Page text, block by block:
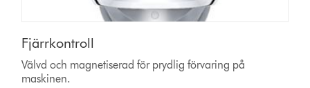
Fjärrkontroll
Välvd och magnetiserad för prydlig förvaring på
maskinen.